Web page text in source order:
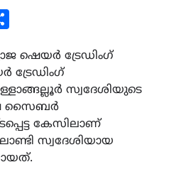
ഷെയർ ട്രേഡിംഗ്
സ്വദേശിയുടെ
സൈബർ
കേസിലാണ്
സ്വദേശിയായ